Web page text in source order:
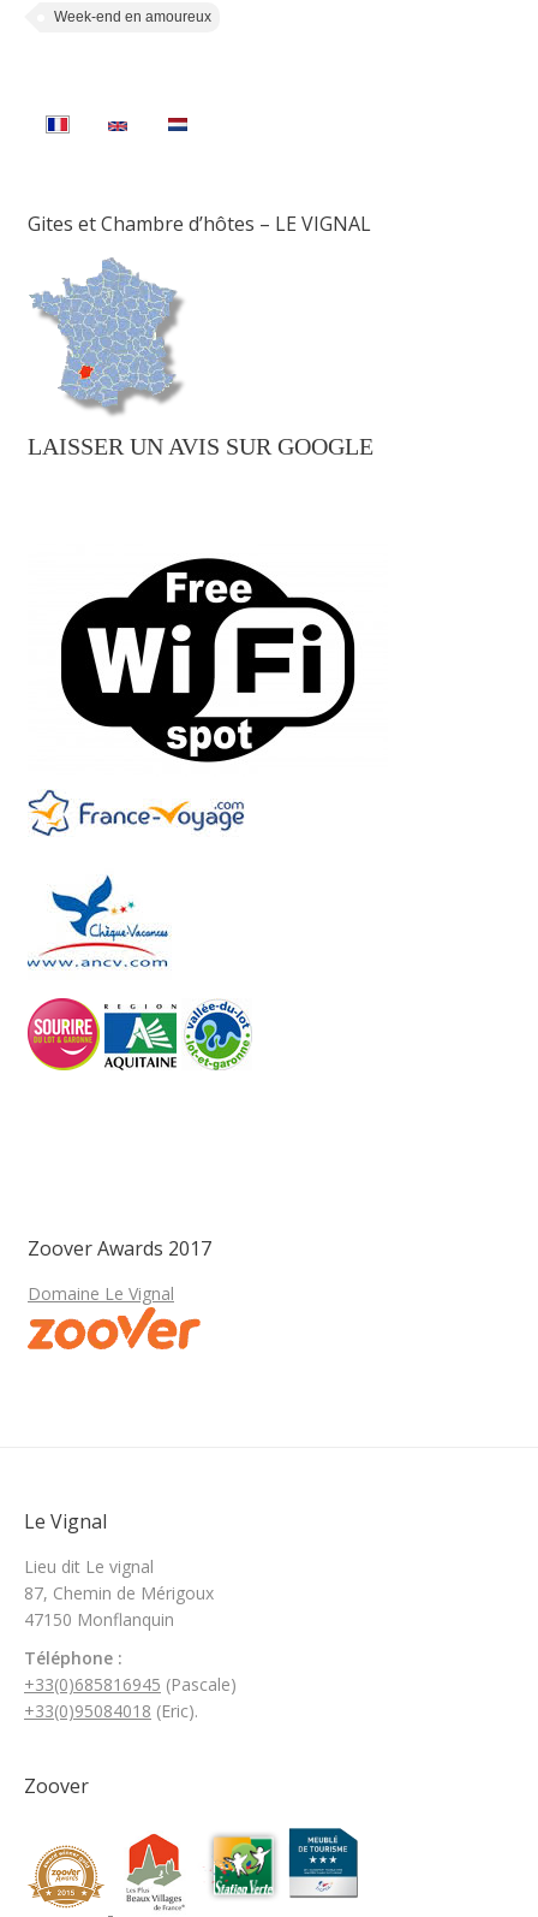
Week-end en amoureux
Gites et Chambre d’hôtes – LE VIGNAL
LAISSER UN AVIS SUR GOOGLE
Zoover Awards 2017
Domaine Le Vignal
Le Vignal
Lieu dit Le vignal
87, Chemin de Mérigoux
47150 Monflanquin
Téléphone :
+33(0)685816945 (Pascale)
+33(0)95084018 (Eric).
Zoover